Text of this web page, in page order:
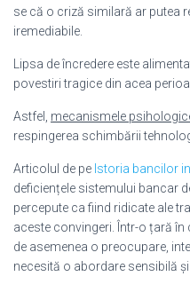
se că o criză similară ar putea
iremediabile.
Lipsa de încredere este
povestiri tragice din acea
Astfel, mecanismele
respingerea schimbării
Articolul de pe Istoria bancilor
deficiențele sistemului bancar
percepute ca fiind ridicate ale
aceste convingeri. Într-o țară
de asemenea o preocupare,
necesită o abordare sensibilă